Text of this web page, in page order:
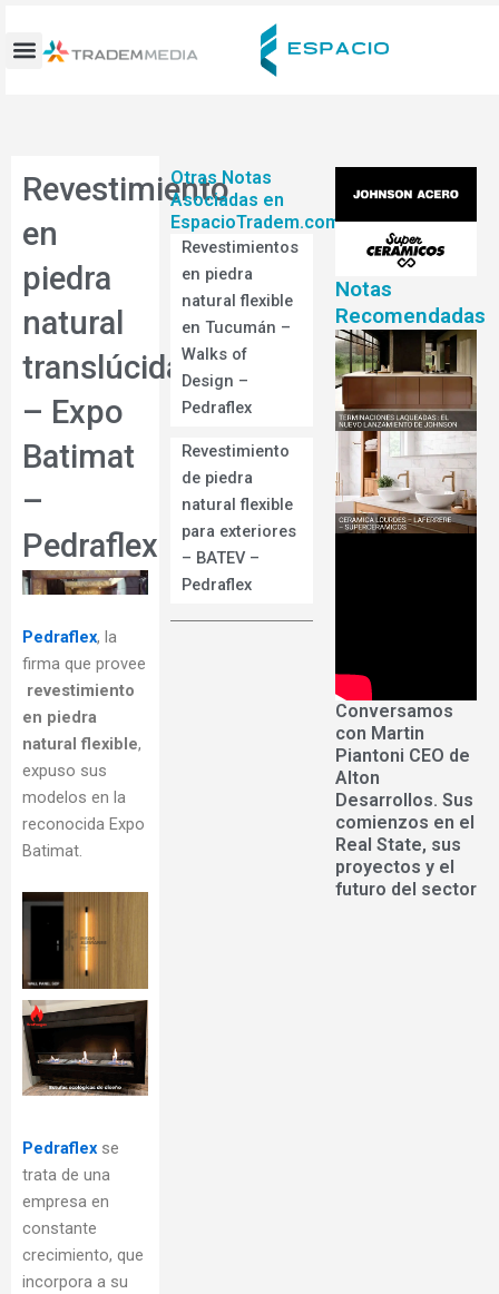
contenido
Revestimiento
en
piedra
natural
translúcida
– Expo
Batimat
–
Pedraflex
Pedraflex, la
firma que provee
revestimiento
en piedra
natural flexible,
expuso sus
modelos en la
reconocida Expo
Batimat.
Pedraflex se
trata de una
empresa en
constante
crecimiento, que
incorpora a su
Otras Notas
Asociadas en
EspacioTradem.com
Revestimientos
en piedra
natural flexible
en Tucumán –
Walks of
Design –
Pedraflex
Revestimiento
de piedra
natural flexible
para exteriores
– BATEV –
Pedraflex
Notas
Recomendadas
Conversamos
con Martin
Piantoni CEO de
Alton
Desarrollos. Sus
comienzos en el
Real State, sus
proyectos y el
futuro del sector